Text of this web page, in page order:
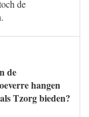
de
de
hangen
Tzorg bieden?